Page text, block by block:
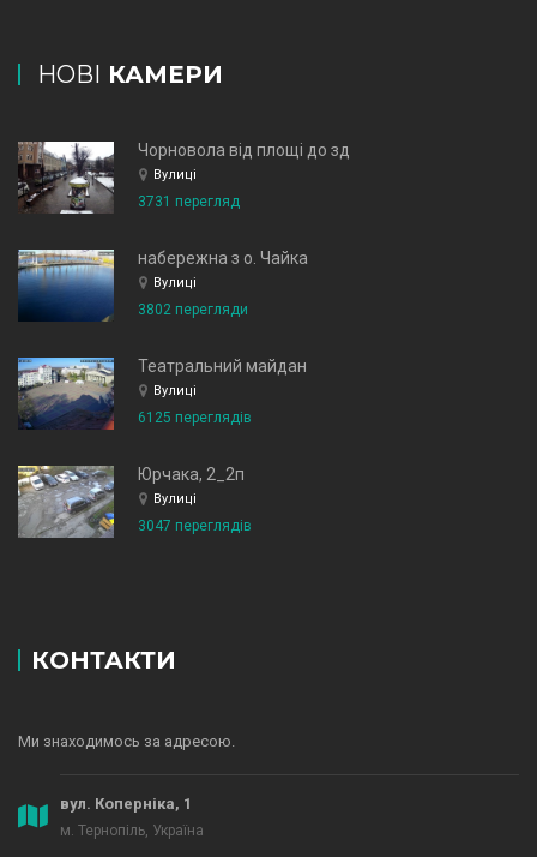
НОВІ КАМЕРИ
Чорновола від площі до зд
Вулиці
3731 перегляд
набережна з о. Чайка
Вулиці
3802 перегляди
Театральний майдан
Вулиці
6125 переглядів
Юрчака, 2_2п
Вулиці
3047 переглядів
КОНТАКТИ
Ми знаходимось за адресою.
вул. Коперніка, 1
м. Тернопіль, Україна